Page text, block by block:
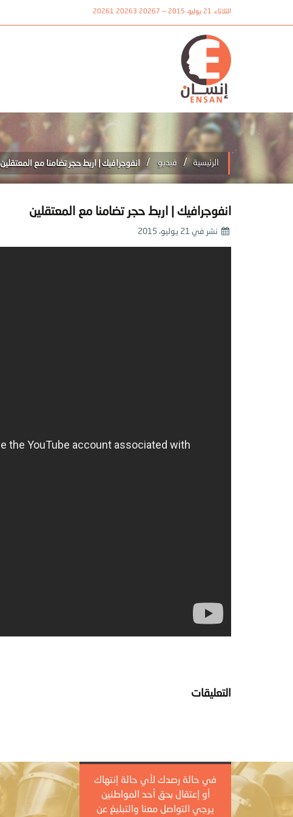
الثلاثاء، 21 يوليو، 2015 — 20267 20263 20261
الرئيسية / فيديو / انفوجرافيك | اربط حجر تضامنا مع المعتقلين
انفوجرافيك | اربط حجر تضامنا مع المعتقلين
نشر في 21 يوليو، 2015
التعليقات
في حالة رصدك لأي حالة إنتهاك
أو إعتقال بحق أحد المواطنين
يرجي التواصل معنا والتبليغ عن